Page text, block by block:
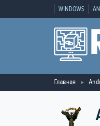
WINDOWS
Главная